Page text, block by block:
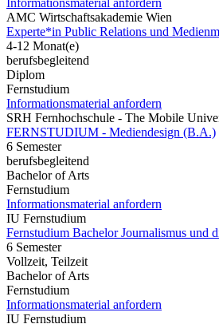
AMC Wirtschaftsakademie Wien
Experte*in Public Relations und
4-12 Monat(e)
berufsbegleitend
Diplom
Fernstudium
Informationsmaterial anfordern
SRH Fernhochschule - The Mobile
FERNSTUDIUM - Mediendesign (B.A.)
6 Semester
berufsbegleitend
Bachelor of Arts
Fernstudium
Informationsmaterial anfordern
IU Fernstudium
Fernstudium Bachelor Journalismus und
6 Semester
Vollzeit, Teilzeit
Bachelor of Arts
Fernstudium
Informationsmaterial anfordern
IU Fernstudium